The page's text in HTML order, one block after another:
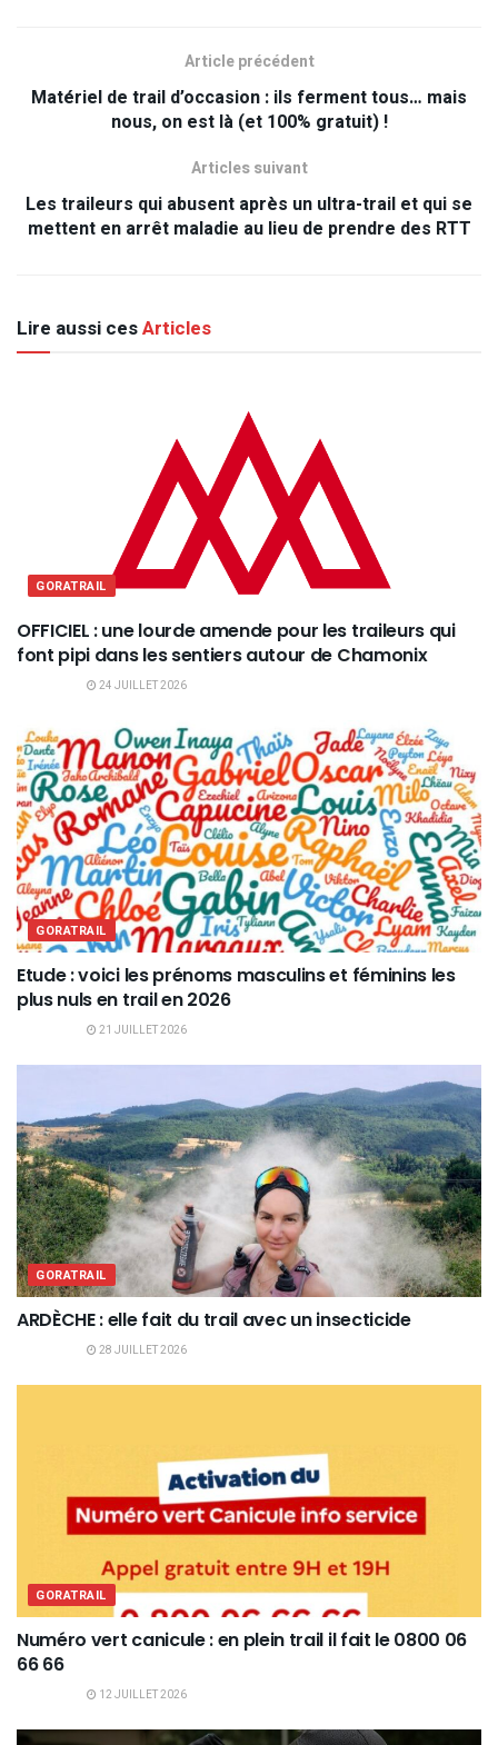
Article précédent
Matériel de trail d’occasion : ils ferment tous… mais
nous, on est là (et 100% gratuit) !
Articles suivant
Les traileurs qui abusent après un ultra-trail et qui se
mettent en arrêt maladie au lieu de prendre des RTT
Lire aussi cesArticles
GORATRAIL
OFFICIEL : une lourde amende pour les traileurs qui
font pipi dans les sentiers autour de Chamonix
24 JUILLET 2026
GORATRAIL
Etude : voici les prénoms masculins et féminins les
plus nuls en trail en 2026
21 JUILLET 2026
GORATRAIL
ARDÈCHE : elle fait du trail avec un insecticide
28 JUILLET 2026
GORATRAIL
Numéro vert canicule : en plein trail il fait le 0800 06
66 66
12 JUILLET 2026